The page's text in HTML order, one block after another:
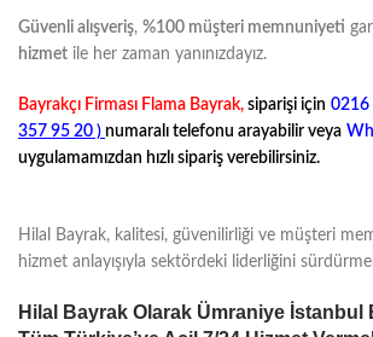
Güvenli alışveriş, %100 müşteri memnuniyeti
hizmet ile her zaman yanınızdayız.
Bayrakçı Firması Flama Bayrak, siparişi için 0216
357 95 20 ) numaralı telefonu arayabilir veya
uygulamamızdan hızlı sipariş verebilirsiniz.
Hilal Bayrak, kalitesi, güvenilirliği ve müşteri
hizmet anlayışıyla sektördeki liderliğini
Hilal Bayrak Olarak Ümraniye İstanbul